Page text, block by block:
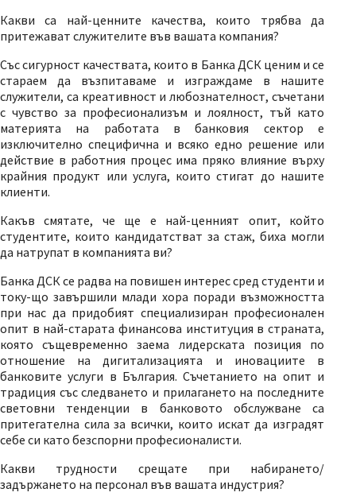
Какви са най-ценните качества, които трябва да
притежават служителите във вашата компания?
Със сигурност качествата, които в Банка ДСК ценим и се
стараем да възпитаваме и изграждаме в нашите
служители, са креативност и любознателност, съчетани
с чувство за професионализъм и лоялност, тъй като
материята на работата в банковия сектор е
изключително специфична и всяко едно решение или
действие в работния процес има пряко влияние върху
крайния продукт или услуга, които стигат до нашите
клиенти.
Какъв смятате, че ще е най-ценният опит, който
студентите, които кандидатстват за стаж, биха могли
да натрупат в компанията ви?
Банка ДСК се радва на повишен интерес сред студенти и
току-що завършили млади хора поради възможността
при нас да придобият специализиран професионален
опит в най-старата финансова институция в страната,
която същевременно заема лидерската позиция по
отношение на дигитализацията и иновациите в
банковите услуги в България. Съчетанието на опит и
традиция със следването и прилагането на последните
световни тенденции в банковото обслужване са
притегателна сила за всички, които искат да изградят
себе си като безспорни професионалисти.
Какви трудности срещате при набирането/
задържането на персонал във вашата индустрия?